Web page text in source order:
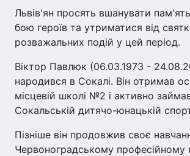
Львів'ян просять вшанувати
бою героїв та утриматися від
розважальних подій у цей період.
Віктор Павлюк (06.03.1973 -
народився в Сокалі. Він отримав
місцевій школі №2 і активно
Сокальській дитячо-юнацькій
Пізніше він продовжив своє
Червоноградському професійному